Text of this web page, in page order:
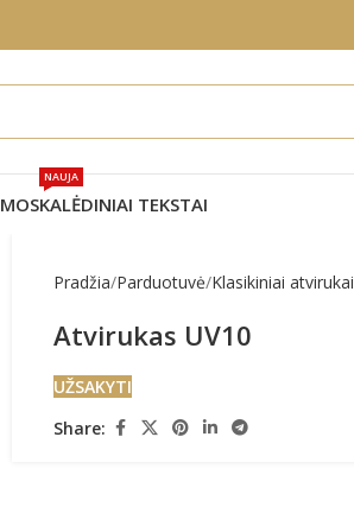
KALĖDINIAI TEKSTAI
NAUJA
Pradžia Parduotuvė Klasikiniai atvirukai
Atvirukas UV10
UŽSAKYTI
Share: